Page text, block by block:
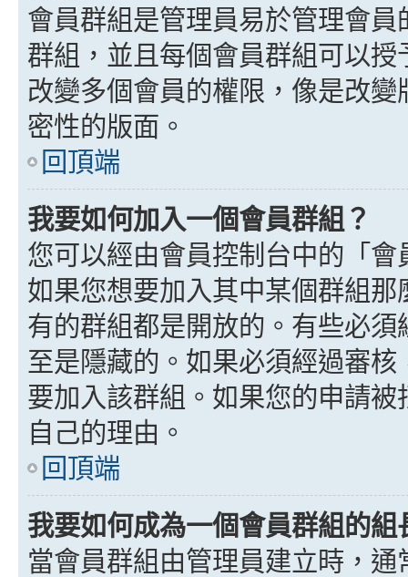
會員群組是管理員易於管理會
群組，並且每個會員群組可以
改變多個會員的權限，像是改
密性的版面。
回頂端
我要如何加入一個會員群組？
您可以經由會員控制台中的「
如果您想要加入其中某個群組
有的群組都是開放的。有些必
至是隱藏的。如果必須經過審
要加入該群組。如果您的申請
自己的理由。
回頂端
我要如何成為一個會員群組的組
當會員群組由管理員建立時，